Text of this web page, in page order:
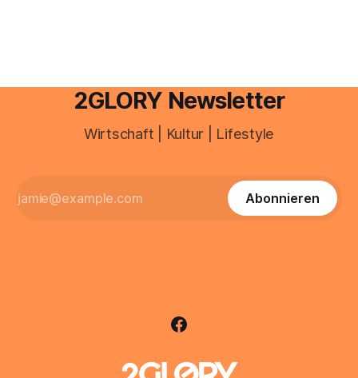
2GLORY Newsletter
Wirtschaft | Kultur | Lifestyle
Abonnieren